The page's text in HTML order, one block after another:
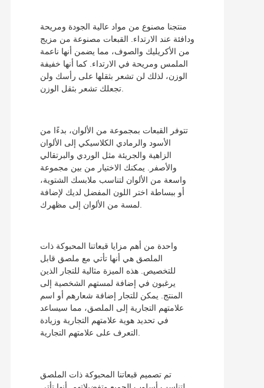
منتجنا مصنوع من مواد عالية الجودة ومريحة
ودافئة عند الارتداء. القبعات مصنوعة من مزيج
من الأكريليك والصوف، مما يضمن أنها ناعمة
الملمس ومريحة في الارتداء. كما أنها خفيفة
الوزن، لذلك لن تشعر بثقلها على رأسك ولن
تجعلك تشعر بثقل الوزن.
تتوفر القبعات بمجموعة من الألوان، بدءًا من
الأسود والرمادي الكلاسيكي إلى الألوان
الزاهية والجريئة مثل الوردي والبرتقالي
والأصفر. يمكنك الاختيار من بين مجموعة
واسعة من الألوان لتناسب ملابسك الشتوية،
أو ببساطة اختر اللون المفضل لديك لإضافة
واحدة من أهم مزايا قبعاتنا المحبوكة ذات
الملصق هي أنها تأتي مع ملصق قابل
للتخصيص. هذه الميزة مثالية للتجار الذين
يرغبون في إضافة لمستهم الشخصية إلى
المنتج. يمكن للتجار إضافة شعارهم أو اسم
علامتهم التجارية إلى الملصق، مما سيساعد
في تحديد هوية علامتهم التجارية وزيادة
التعرف على علامتهم التجارية.
تم تصميم قبعاتنا المحبوكة ذات الملصق